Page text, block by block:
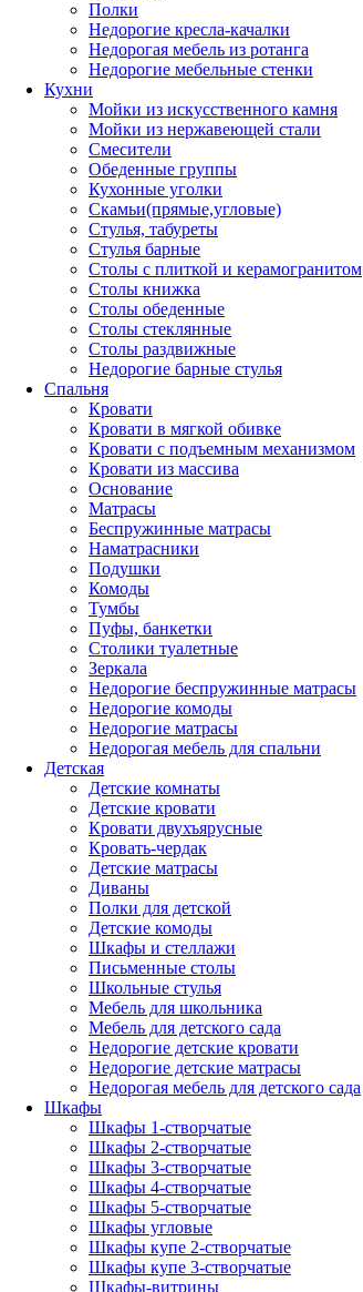
Полки
Недорогие кресла-качалки
Недорогая мебель из ротанга
Недорогие мебельные стенки
Кухни
Мойки из искусственного камня
Мойки из нержавеющей стали
Смесители
Обеденные группы
Кухонные уголки
Скамьи(прямые,угловые)
Стулья, табуреты
Стулья барные
Столы с плиткой и керамогранитом
Столы книжка
Столы обеденные
Столы стеклянные
Столы раздвижные
Недорогие барные стулья
Спальня
Кровати
Кровати в мягкой обивке
Кровати с подъемным механизмом
Кровати из массива
Основание
Матрасы
Беспружинные матрасы
Наматрасники
Подушки
Комоды
Тумбы
Пуфы, банкетки
Столики туалетные
Зеркала
Недорогие беспружинные матрасы
Недорогие комоды
Недорогие матрасы
Недорогая мебель для спальни
Детская
Детские комнаты
Детские кровати
Кровати двухъярусные
Кровать-чердак
Детские матрасы
Диваны
Полки для детской
Детские комоды
Шкафы и стеллажи
Письменные столы
Школьные стулья
Мебель для школьника
Мебель для детского сада
Недорогие детские кровати
Недорогие детские матрасы
Недорогая мебель для детского сада
Шкафы
Шкафы 1-створчатые
Шкафы 2-створчатые
Шкафы 3-створчатые
Шкафы 4-створчатые
Шкафы 5-створчатые
Шкафы угловые
Шкафы купе 2-створчатые
Шкафы купе 3-створчатые
Шкафы-витрины